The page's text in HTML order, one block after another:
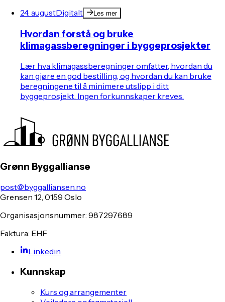
24. augustDigitalt Les mer
Hvordan forstå og bruke
klimagassberegninger i byggeprosjekter
Lær hva klimagassberegninger omfatter, hvordan du
kan gjøre en god bestilling, og hvordan du kan bruke
beregningene til å minimere utslipp i ditt
byggeprosjekt. Ingen forkunnskaper kreves.
Grønn Byggallianse
post@byggalliansen.no
Grensen 12, 0159 Oslo
Organisasjonsnummer: 987297689
Faktura: EHF
Linkedin
Kunnskap
Kurs og arrangementer